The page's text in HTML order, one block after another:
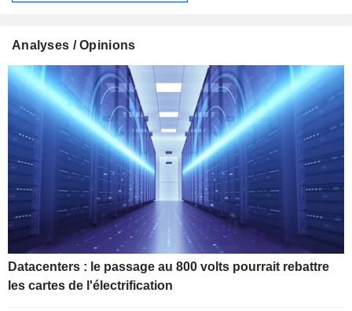
Analyses / Opinions
Datacenters : le passage au 800 volts pourrait rebattre
les cartes de l'électrification